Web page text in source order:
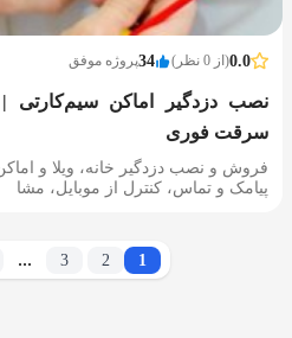
0.0(از 0 نظر) 34پروژه موفق
نصب دزدگیر اماکن سیم‌کارتی |
سرقت فوری
فروش و نصب دزدگیر خانه، ویلا و
پیامک و تماس، کنترل از موبایل، مشا
1
2
3
...